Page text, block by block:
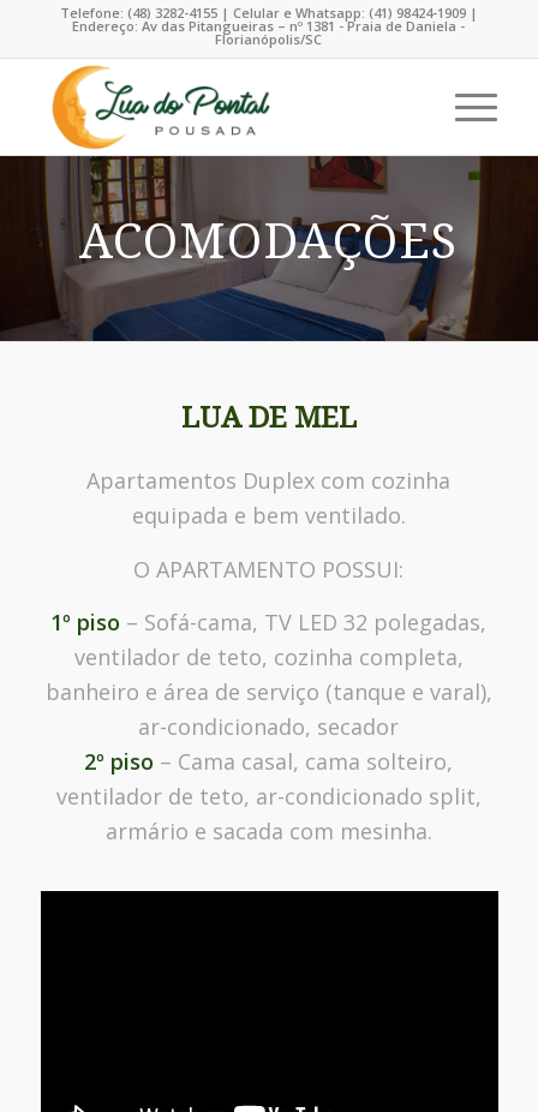
Telefone: (48) 3282-4155 | Celular e Whatsapp: (41) 98424-1909 |
Endereço: Av das Pitangueiras – nº 1381 - Praia de Daniela -
Florianópolis/SC
ACOMODAÇÕES
LUA DE MEL
Apartamentos Duplex com cozinha
equipada e bem ventilado.
O APARTAMENTO POSSUI:
1º piso – Sofá-cama, TV LED 32 polegadas,
ventilador de teto, cozinha completa,
banheiro e área de serviço (tanque e varal),
ar-condicionado, secador
2º piso – Cama casal, cama solteiro,
ventilador de teto, ar-condicionado split,
armário e sacada com mesinha.